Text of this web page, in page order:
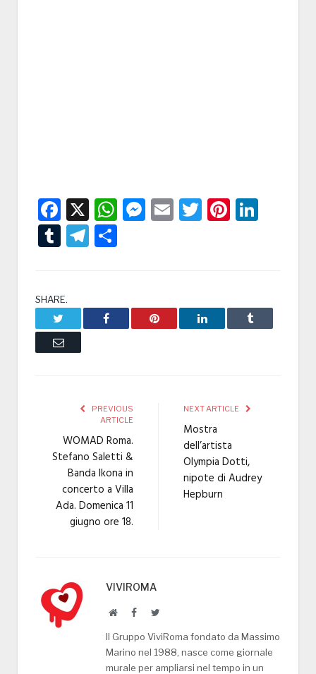
Facebook
X WhatsApp
Messenger
EmailTwitter
TumblrTelegram
SHARE.
Facebook Pinterest LinkedIn Tumblr
Email
PREVIOUS
ARTICLE
WOMAD Roma.
Stefano Saletti &
Banda Ikona in
concerto a Villa
Ada. Domenica 11
giugno ore 18.
NEXT ARTICLE
Mostra
dell’artista
Olympia Dotti,
nipote di Audrey
Hepburn
VIVIROMA
WebsiteFacebookTwitter
Il Gruppo ViviRoma fondato da Massimo
Marino nel 1988, nasce come giornale
murale per ampliarsi nel tempo in un